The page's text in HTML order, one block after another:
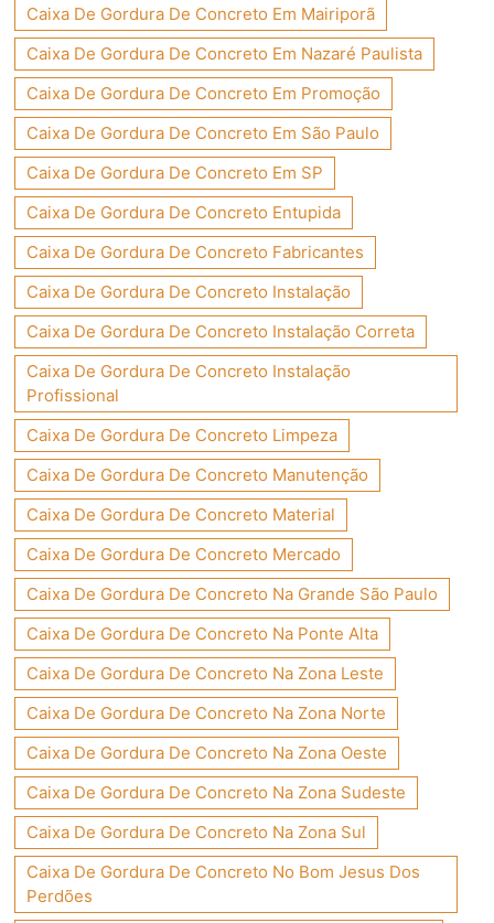
Caixa De Gordura De Concreto Em Mairiporã
Caixa De Gordura De Concreto Em Nazaré Paulista
Caixa De Gordura De Concreto Em Promoção
Caixa De Gordura De Concreto Em São Paulo
Caixa De Gordura De Concreto Em SP
Caixa De Gordura De Concreto Entupida
Caixa De Gordura De Concreto Fabricantes
Caixa De Gordura De Concreto Instalação
Caixa De Gordura De Concreto Instalação Correta
Caixa De Gordura De Concreto Instalação
Profissional
Caixa De Gordura De Concreto Limpeza
Caixa De Gordura De Concreto Manutenção
Caixa De Gordura De Concreto Material
Caixa De Gordura De Concreto Mercado
Caixa De Gordura De Concreto Na Grande São Paulo
Caixa De Gordura De Concreto Na Ponte Alta
Caixa De Gordura De Concreto Na Zona Leste
Caixa De Gordura De Concreto Na Zona Norte
Caixa De Gordura De Concreto Na Zona Oeste
Caixa De Gordura De Concreto Na Zona Sudeste
Caixa De Gordura De Concreto Na Zona Sul
Caixa De Gordura De Concreto No Bom Jesus Dos
Perdões